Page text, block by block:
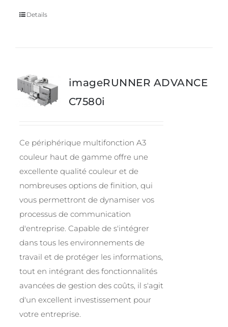
Details
imageRUNNER ADVANCE
C7580i
Ce périphérique multifonction A3
couleur haut de gamme offre une
excellente qualité couleur et de
nombreuses options de finition, qui
vous permettront de dynamiser vos
processus de communication
d'entreprise. Capable de s'intégrer
dans tous les environnements de
travail et de protéger les informations,
tout en intégrant des fonctionnalités
avancées de gestion des coûts, il s'agit
d'un excellent investissement pour
votre entreprise.